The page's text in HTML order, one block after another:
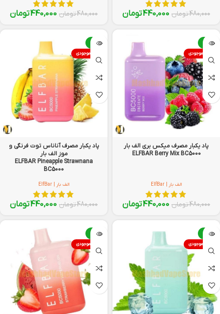
480,000تومان 440,000تومان 480,000تومان 440,000تومان
-8%
اتمام موجودی
پاد یکبار مصرف میکس بری الف بار
ELFBAR Berry Mix BC5000
الف بار | ElfBar
480,000تومان 440,000تومان
-8%
اتمام موجودی
پاد یکبار مصرف آناناس توت فرنگی و
موز الف بار
ELFBAR Pineapple Strawnana
BC5000
الف بار | ElfBar
480,000تومان 440,000تومان
-8%
اتمام موجودی
-8%
اتمام موجودی